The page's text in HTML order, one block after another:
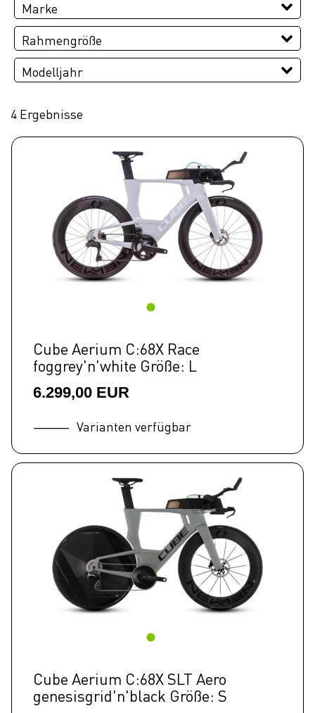
PREISFILTER ANWENDEN
Marke
CUBE
Rahmengröße
L M
Modelljahr
4 Ergebnisse
Cube Aerium C:68X Race
foggrey'n'white Größe: L
6.299,00 EUR
Varianten verfügbar
Cube Aerium C:68X SLT Aero
genesisgrid'n'black Größe: S